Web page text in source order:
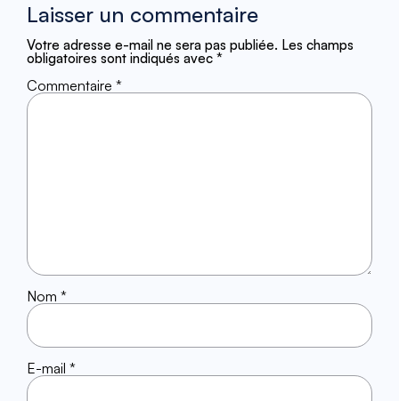
Laisser un commentaire
Votre adresse e-mail ne sera pas publiée. Les champs
obligatoires sont indiqués avec *
Commentaire *
Nom *
E-mail *